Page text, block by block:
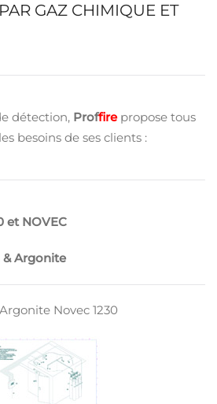
GAZ CHIMIQUE ET
détection, Proffirepropose tous
besoins de ses clients :
et NOVEC
& Argonite
Novec 1230